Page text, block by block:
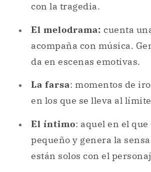
con la tragedia.
El melodrama: cuenta
acompaña con música.
da en escenas emotivas.
La farsa: momentos de
en los que se lleva al
El íntimo: aquel en el
pequeño y genera la
están solos con el